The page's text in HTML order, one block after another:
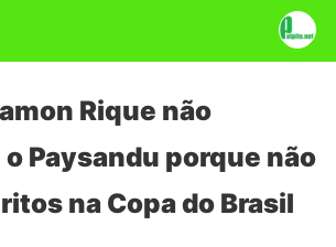
Rique não
Paysandu porque não
na Copa do Brasil